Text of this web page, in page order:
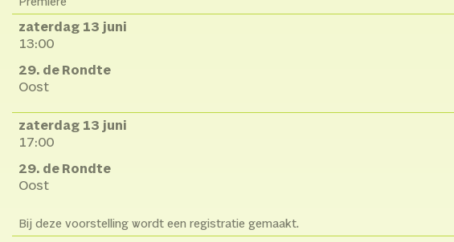
zaterdag 13 juni
13:00
29. de Rondte
Oost
zaterdag 13 juni
17:00
29. de Rondte
Oost
Bij deze voorstelling wordt een registratie gemaakt.